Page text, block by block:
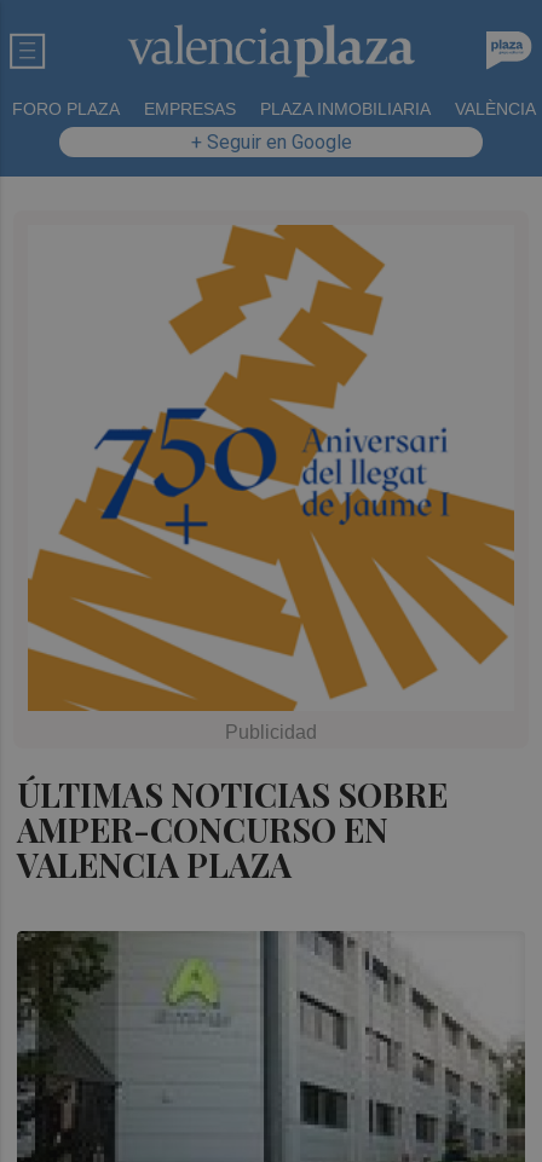
FORO PLAZA EMPRESAS PLAZA INMOBILIARIA VALÈNCIA
+ Seguir en Google
ÚLTIMAS NOTICIAS SOBRE
AMPER-CONCURSO EN
VALENCIA PLAZA